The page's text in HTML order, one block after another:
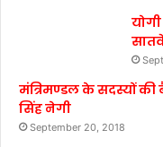
मंत्रिमण्डल के सदस्यों की
सिंह नेगी
September 20, 2018